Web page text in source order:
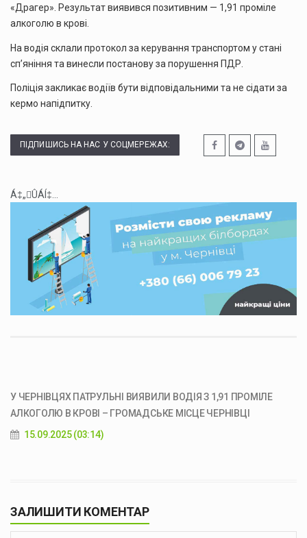
«Драгер». Результат виявився позитивним — 1,91 проміле
алкоголю в крові.
На водія склали протокол за керування транспортом у стані
сп’яніння та винесли постанову за порушення ПДР.
Поліція закликає водіїв бути відповідальними та не сідати за
кермо напідпитку.
ПІДПИШИСЬ НА НАС У СОЦМЕРЕЖАХ:
Á‡„ÛÁÍ‡...
У ЧЕРНІВЦЯХ ПАТРУЛЬНІ ВИЯВИЛИ ВОДІЯ З 1,91 ПРОМІЛЕ
АЛКОГОЛЮ В КРОВІ – ГРОМАДСЬКЕ МІСЦЕ ЧЕРНІВЦІ
15.09.2025 (03:14)
ЗАЛИШИТИ КОМЕНТАР